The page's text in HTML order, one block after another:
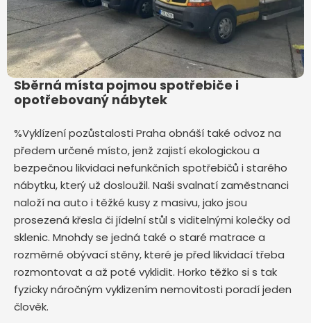
Sběrná místa pojmou spotřebiče i
opotřebovaný nábytek
%Vyklízení pozůstalosti Praha obnáší také odvoz na
předem určené místo, jenž zajistí ekologickou a
bezpečnou likvidaci nefunkčních spotřebičů i starého
nábytku, který už dosloužil. Naši svalnatí zaměstnanci
naloží na auto i těžké kusy z masivu, jako jsou
prosezená křesla či jídelní stůl s viditelnými kolečky od
sklenic. Mnohdy se jedná také o staré matrace a
rozměrné obývací stěny, které je před likvidací třeba
rozmontovat a až poté vyklidit. Horko těžko si s tak
fyzicky náročným vyklizením nemovitosti poradí jeden
člověk.